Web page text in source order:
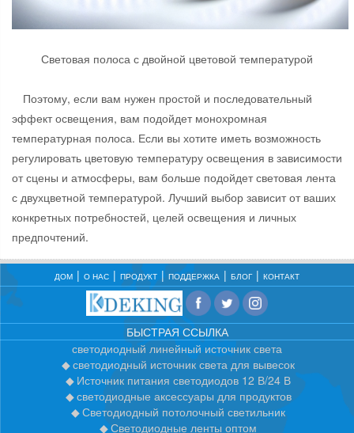
Световая полоса с двойной цветовой температурой
Поэтому, если вам нужен простой и последовательный
эффект освещения, вам подойдет монохромная
температурная полоса. Если вы хотите иметь возможность
регулировать цветовую температуру освещения в зависимости
от сцены и атмосферы, вам больше подойдет световая лента
с двухцветной температурой. Лучший выбор зависит от ваших
конкретных потребностей, целей освещения и личных
предпочтений.
ДОМ О НАС ПРОДУКТ ПОДДЕРЖКА БЛОГ КОНТАКТ
БЫСТРАЯ ССЫЛКА
светодиодный линейный источник света
светодиодный источник света для вывесок
Источник питания светодиодов 12 В/24 В
светодиодные аксессуары для продуктов
Светодиодный потолочный светильник
Светодиодные ленты оптом